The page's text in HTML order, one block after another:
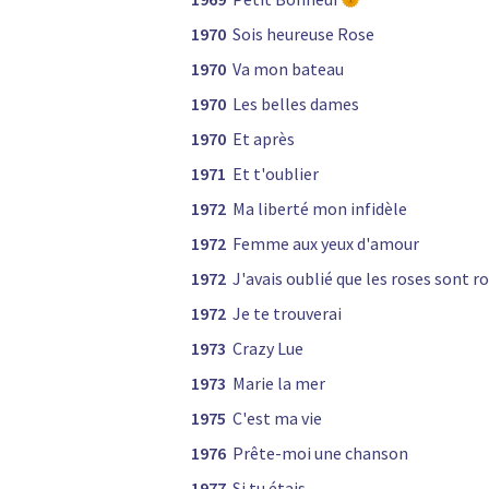
1970 Sois heureuse Rose
1970 Va mon bateau
1970 Les belles dames
1970 Et après
1971 Et t'oublier
1972 Ma liberté mon infidèle
1972 Femme aux yeux d'amour
1972 J'avais oublié que les roses sont
1972 Je te trouverai
1973 Crazy Lue
1973 Marie la mer
1975 C'est ma vie
1976 Prête-moi une chanson